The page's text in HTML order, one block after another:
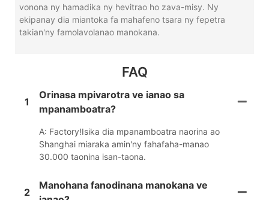
vonona ny hamadika ny hevitrao ho zava-misy. Ny
ekipanay dia miantoka fa mahafeno tsara ny fepetra
takian'ny famolavolanao manokana.
FAQ
1
Orinasa mpivarotra ve ianao sa
mpanamboatra?
A: Factory!Isika dia mpanamboatra naorina ao
Shanghai miaraka amin'ny fahafaha-manao
30.000 taonina isan-taona.
2
Manohana fanodinana manokana ve